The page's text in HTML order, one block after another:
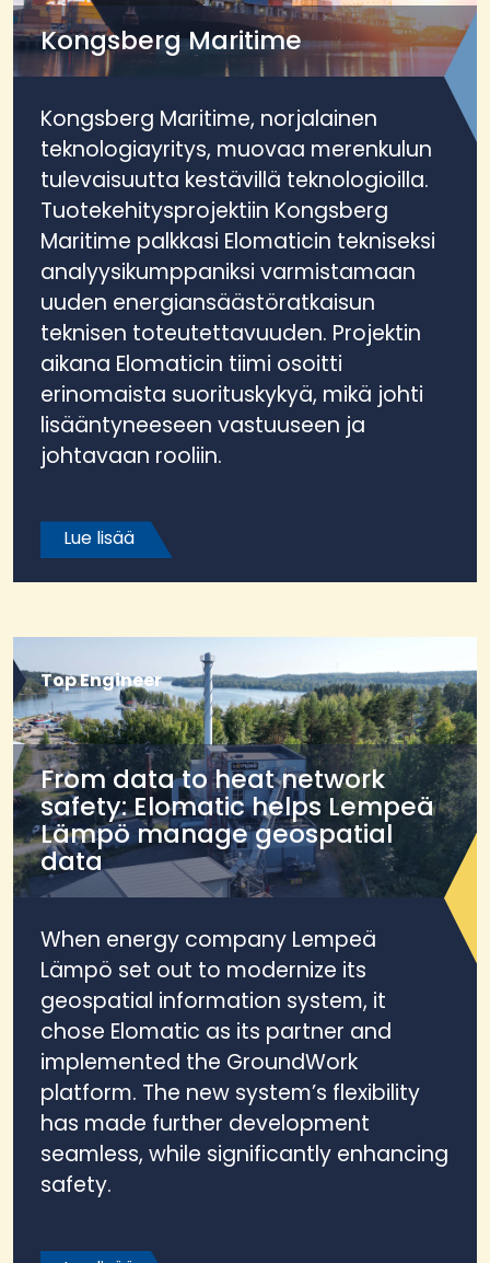
Kongsberg Maritime
Kongsberg Maritime, norjalainen
teknologiayritys, muovaa merenkulun
tulevaisuutta kestävillä teknologioilla.
Tuotekehitysprojektiin Kongsberg
Maritime palkkasi Elomaticin tekniseksi
analyysikumppaniksi varmistamaan
uuden energiansäästöratkaisun
teknisen toteutettavuuden. Projektin
aikana Elomaticin tiimi osoitti
erinomaista suorituskykyä, mikä johti
lisääntyneeseen vastuuseen ja
johtavaan rooliin.
Lue lisää
Top Engineer
From data to heat network
safety: Elomatic helps Lempeä
Lämpö manage geospatial
data
When energy company Lempeä
Lämpö set out to modernize its
geospatial information system, it
chose Elomatic as its partner and
implemented the GroundWork
platform. The new system’s flexibility
has made further development
seamless, while significantly enhancing
safety.